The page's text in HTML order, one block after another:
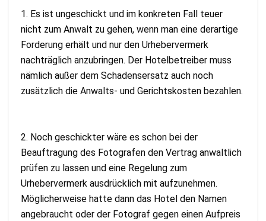
1. Es ist ungeschickt und im konkreten Fall teuer
nicht zum Anwalt zu gehen, wenn man eine derartige
Forderung erhält und nur den Urhebervermerk
nachträglich anzubringen. Der Hotelbetreiber muss
nämlich außer dem Schadensersatz auch noch
zusätzlich die Anwalts- und Gerichtskosten bezahlen.
2. Noch geschickter wäre es schon bei der
Beauftragung des Fotografen den Vertrag anwaltlich
prüfen zu lassen und eine Regelung zum
Urhebervermerk ausdrücklich mit aufzunehmen.
Möglicherweise hatte dann das Hotel den Namen
angebraucht oder der Fotograf gegen einen Aufpreis